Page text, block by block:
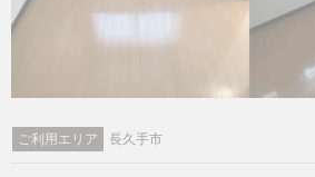
ご利用エリア 長久手市